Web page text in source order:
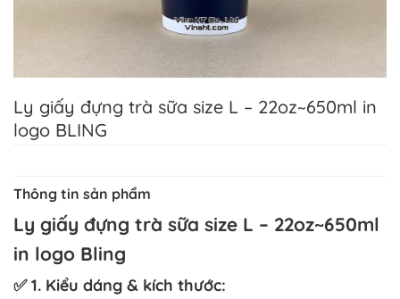
Ly giấy đựng trà sữa size L – 22oz~650ml in
logo BLING
Thông tin sản phẩm
Ly giấy đựng trà sữa size L – 22oz~650ml
in logo Bling
✅ 1. Kiểu dáng & kích thước: